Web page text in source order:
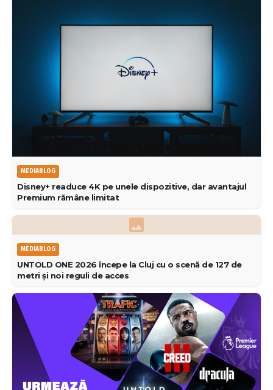
MEDIABLOG
Disney+ readuce 4K pe unele dispozitive, dar avantajul
Premium rămâne limitat
MEDIABLOG
UNTOLD ONE 2026 începe la Cluj cu o scenă de 127 de
metri și noi reguli de acces